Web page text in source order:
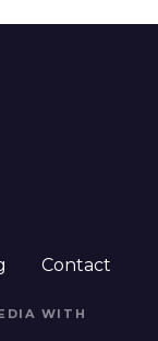
Contact
WITH